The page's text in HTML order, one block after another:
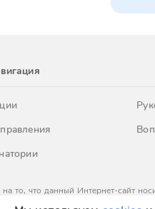
то, что данный Интернет-сайт